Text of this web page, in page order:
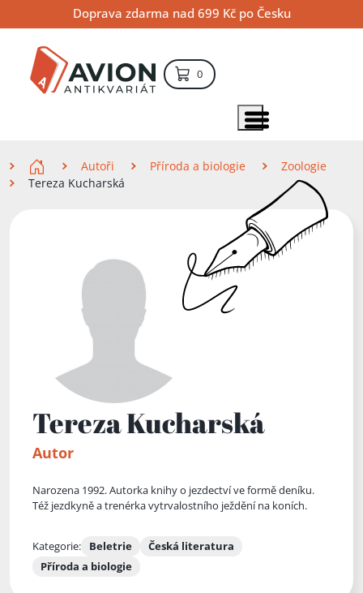
na
obsah
na
navigaci
na
vyhledávání
Doprava zdarma nad 699 Kč po Česku
0položek – košík
Zobrazit položky menu
Autoři Příroda a biologie
Zoologie
Tereza Kucharská
Tereza Kucharská
Autor
Narozena 1992. Autorka knihy o jezdectví ve formě deníku.
Též jezdkyně a trenérka vytrvalostního ježdění na koních.
Kategorie: Beletrie
Česká literatura
Příroda a biologie